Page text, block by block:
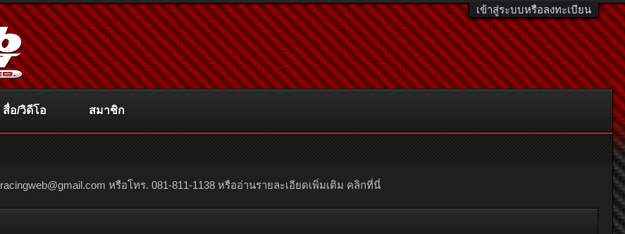
เข้าสู่ระบบหรือลงทะเบียน
racingweb@gmail.com หรือโทร. 081-811-1138 หรืออ่านรายละเอียดเพิ่มเติม คลิกที่นี่
สื่อ/วิดีโอ สมาชิก